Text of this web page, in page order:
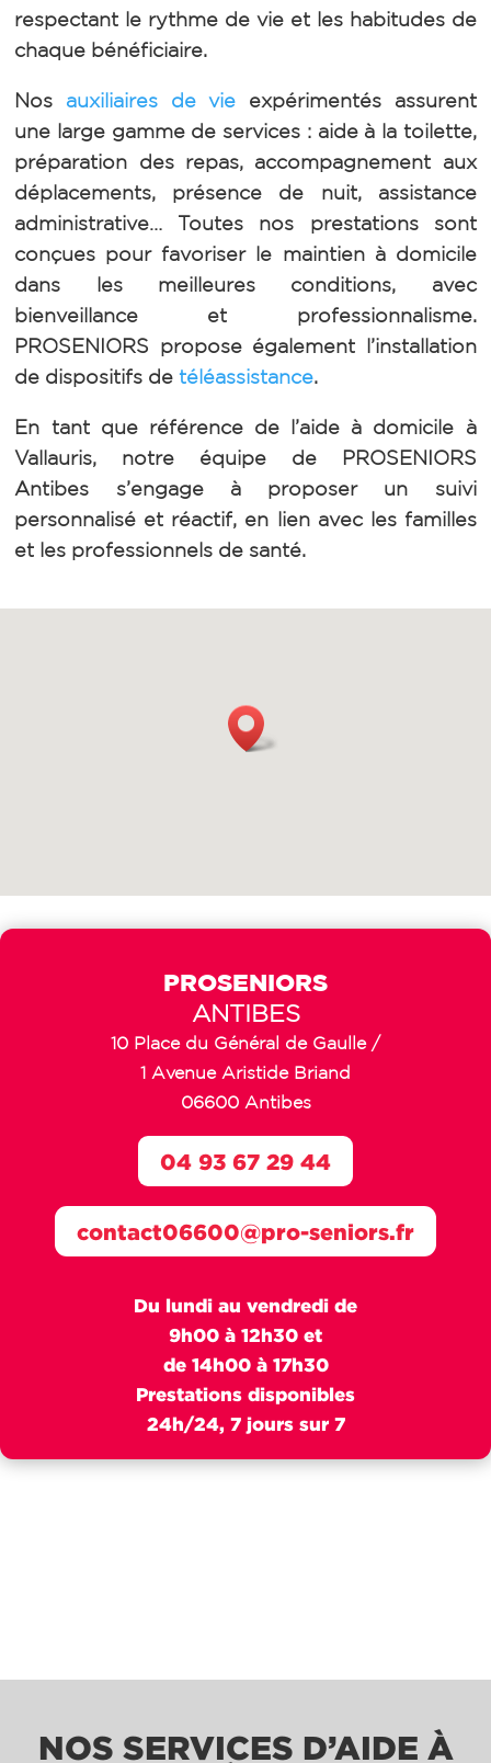
respectant le rythme de vie et les habitudes de
chaque bénéficiaire.
Nos auxiliaires de vie expérimentés assurent
une large gamme de services : aide à la toilette,
préparation des repas, accompagnement aux
déplacements, présence de nuit, assistance
administrative… Toutes nos prestations sont
conçues pour favoriser le maintien à domicile
dans les meilleures conditions, avec
bienveillance et professionnalisme.
PROSENIORS propose également l’installation
de dispositifs detéléassistance.
En tant que référence de l’aide à domicile à
Vallauris, notre équipe de PROSENIORS
Antibes s’engage à proposer un suivi
personnalisé et réactif, en lien avec les familles
et les professionnels de santé.
PROSENIORS
ANTIBES
10 Place du Général de Gaulle /
1 Avenue Aristide Briand
06600 Antibes
Du lundi au vendredi de
9h00 à 12h30 et
de 14h00 à 17h30
Prestations disponibles
24h/24, 7 jours sur 7
contact06600@pro-seniors.fr
04 93 67 29 44
NOS SERVICES D’AIDE À